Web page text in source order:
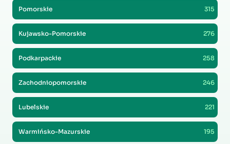
Pomorskie 315
Kujawsko-Pomorskie 276
Podkarpackie 258
Zachodniopomorskie 246
Lubelskie 221
Warmińsko-Mazurskie 195